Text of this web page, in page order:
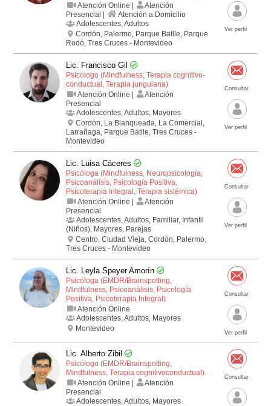
Atención Online |
Atención
Presencial |
Atención a Domicilio
Adolescentes, Adultos
Cordón, Palermo, Parque Batlle, Parque
Rodó, Tres Cruces - Montevideo
Ver perfil
Lic. Francisco Gil
Psicólogo (Mindfulness, Terapia cognitivo­
conductual, Terapia junguiana)
Atención Online |
Atención
Presencial
Adolescentes, Adultos, Mayores
Cordón, La Blanqueada, La Comercial,
Larrañaga, Parque Batlle, Tres Cruces -
Montevideo
Consultar
Ver perfil
Lic. Luisa Cáceres
Psicóloga (Mindfulness, Neuropsicología,
Psicoanálisis, Psicología Positiva,
Psicoterapia Integral, Terapia sistémica)
Atención Online |
Atención
Presencial
Adolescentes, Adultos, Familiar, Infantil
(Niños), Mayores, Parejas
Centro, Ciudad Vieja, Cordón, Palermo,
Tres Cruces - Montevideo
Consultar
Ver perfil
Lic. Leyla Speyer Amorín
Psicóloga (EMDR/Brainspotting,
Mindfulness, Psicoanálisis, Psicología
Positiva, Psicoterapia Integral)
Atención Online
Adolescentes, Adultos, Mayores
Montevideo
Consultar
Ver perfil
Lic. Alberto Zibil
Psicólogo (EMDR/Brainspotting,
Mindfulness, Terapia cognitivo­conductual)
Atención Online |
Atención
Presencial
Adolescentes, Adultos, Mayores
Consultar